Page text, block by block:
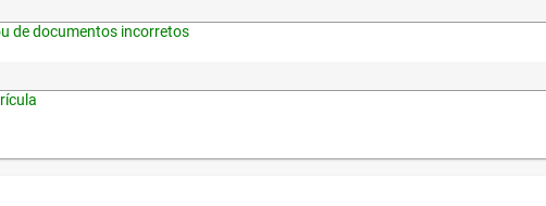
de documentos incorretos